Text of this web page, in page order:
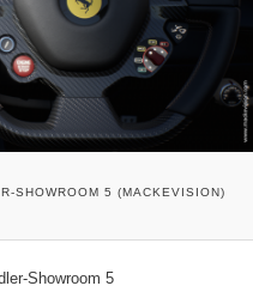
SHOWROOM 5 (MACKEVISION)
Showroom 5